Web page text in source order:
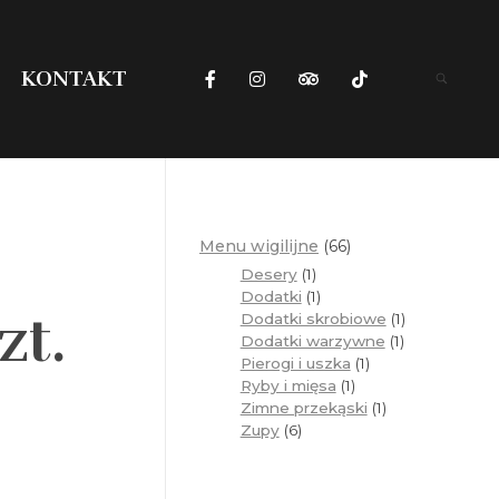
KONTAKT
Menu wigilijne 66
Desery 1
Dodatki 1
Dodatki skrobiowe 1
Dodatki warzywne 1
Pierogi i uszka 1
Ryby i mięsa 1
Zimne przekąski 1
Zupy 6